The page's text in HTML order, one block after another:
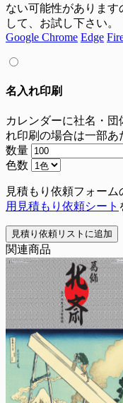
ない可能性がありま
して、お試し下さい。
Google Chrome Edge
名入れ印刷
カレンダーに社名・
れ印刷の場合は一部あ
数量
色数
見積もり依頼フォー
用見積もり依頼シート
見積り依頼リストに追加
関連商品